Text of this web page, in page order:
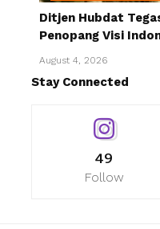
Ditjen Hubdat
Penopang Visi
August 4, 2026
Stay Connected
49
Follow